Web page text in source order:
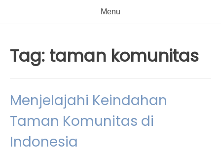
Menu
Tag: taman komunitas
Menjelajahi Keindahan
Taman Komunitas di
Indonesia